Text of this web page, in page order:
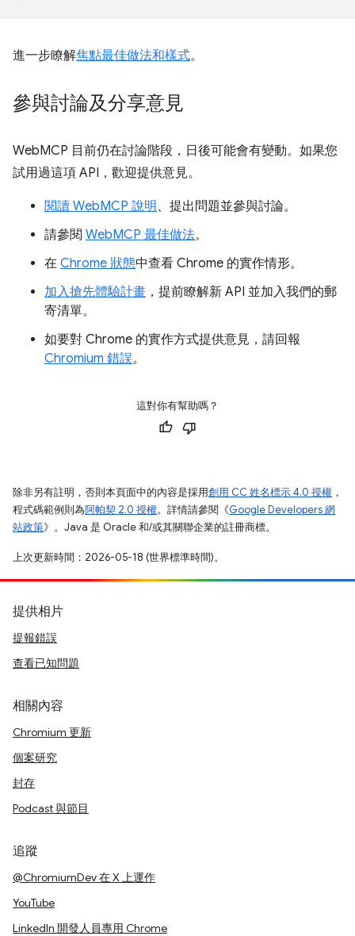
進一步瞭解焦點最佳做法和樣式。
參與討論及分享意見
WebMCP 目前仍在討論階段，日後可能會有變動。如果您
試用過這項 API，歡迎提供意見。
閱讀 WebMCP 說明 、提出問題並參與討論。
請參閱 WebMCP 最佳做法。
在 Chrome 狀態中查看 Chrome 的實作情形。
加入搶先體驗計畫 ，提前瞭解新 API 並加入我們的郵
寄清單。
如要對 Chrome 的實作方式提供意見，請回報
Chromium 錯誤。
這對你有幫助嗎？
除非另有註明，否則本頁面中的內容是採用創用 CC 姓名標示 4.0 授權 ，
程式碼範例則為阿帕契 2.0 授權。詳情請參閱《Google Developers 網
站政策》。Java 是 Oracle 和/或其關聯企業的註冊商標。
上次更新時間：2026-05-18 (世界標準時間)。
提供相片
提報錯誤
查看已知問題
相關內容
Chromium 更新
個案研究
封存
Podcast 與節目
追蹤
@ChromiumDev 在 X 上運作
YouTube
LinkedIn 開發人員專用 Chrome